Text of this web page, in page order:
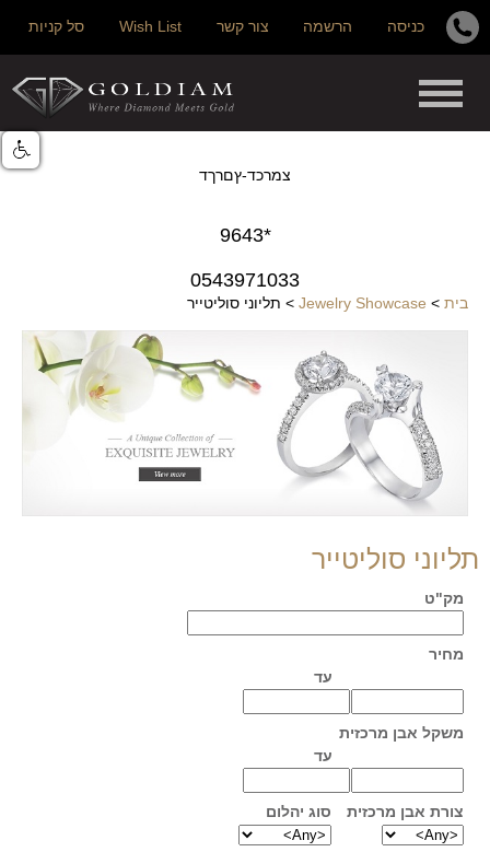
כניסה הרשמה צור קשר Wish List סל קניות
צמרכד-ץםרךד
*9643
0543971033
בית >
Jewelry Showcase
> תליוני סוליטייר
תליוני סוליטייר
מק"ט
מחיר
עד
משקל אבן מרכזית
עד
צורת אבן מרכזית סוג יהלום